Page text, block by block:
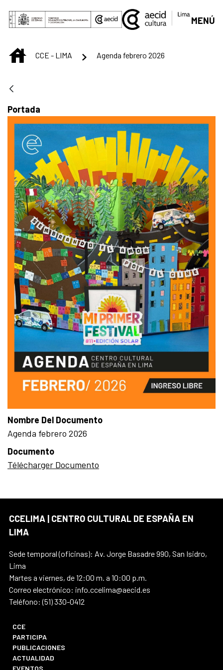
Saut au contenu principal
MENÚ
INICIOCCE - LIMA Agenda febrero 2026
Portada
Nombre Del Documento
Agenda febrero 2026
Documento
Télécharger Documento
CCELIMA | CENTRO CULTURAL DE ESPAÑA EN
LIMA
Sede temporal (oficinas): Av. Jorge Basadre 990, San Isidro,
Lima
Martes a viernes, de 12:00 m. a 10:00 p.m.
Correo electrónico: info.ccelima@aecid.es
Teléfono: (51) 330-0412
CCE
PARTICIPA
PUBLICACIONES
ACTUALIDAD
EVENTOS